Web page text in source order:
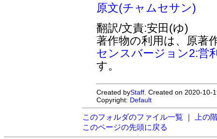
原文(チャムセサン)
翻訳/文責:安田(ゆ)
著作物の利用は、原著
センスバージョン2:営
す。
Created byStaff . Created on 2020-
Copyright: Default
このフォルダのファイル一覧
上の
このページの先頭に戻る